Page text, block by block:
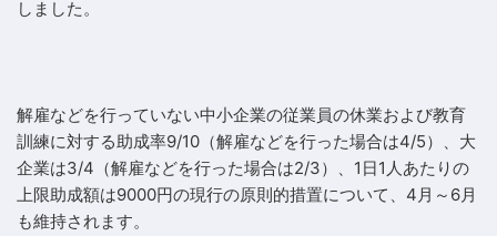
しました。
解雇などを行っていない中小企業の従業員の休業および教育
訓練に対する助成率9/10（解雇などを行った場合は4/5）、大
企業は3/4（解雇などを行った場合は2/3）、1日1人あたりの
上限助成額は9000円の現行の原則的措置について、4月～6月
も維持されます。